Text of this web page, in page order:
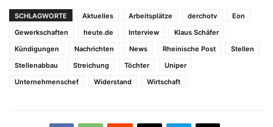
SCHLAGWORTE Aktuelles Arbeitsplätze derchotv
Eon
Gewerkschaften
heute.de Interview
Klaus Schäfer
Kündigungen
Nachrichten News Rheinische Post
Stellen
Stellenabbau
Streichung Töchter
Uniper
Unternehmenschef
Widerstand Wirtschaft